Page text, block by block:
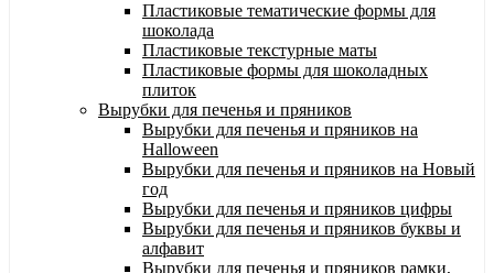
Пластиковые тематические формы для
шоколада
Пластиковые текстурные маты
Пластиковые формы для шоколадных
плиток
Вырубки для печенья и пряников
Вырубки для печенья и пряников на
Halloween
Вырубки для печенья и пряников на Новый
год
Вырубки для печенья и пряников цифры
Вырубки для печенья и пряников буквы и
алфавит
Вырубки для печенья и пряников рамки,